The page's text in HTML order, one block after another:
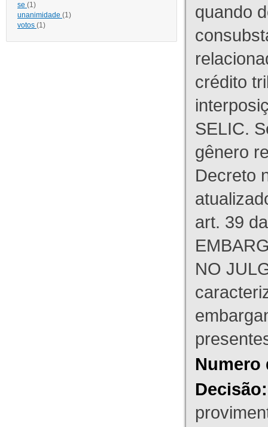
se (1)
unanimidade (1)
votos (1)
quando
crédito
SELIC.
gênero
Decreto
art. 39
NO
Numero
Decisão: